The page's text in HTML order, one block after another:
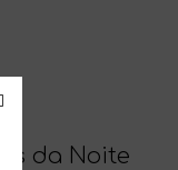
da Noite